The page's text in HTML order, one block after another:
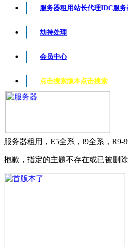
服务器租用站长代理IDC服务
劫持处理
会员中心
点击搜索版本点击搜索
服务器租用，E5全系，I9全系，
抱歉，指定的主题不存在或已被删